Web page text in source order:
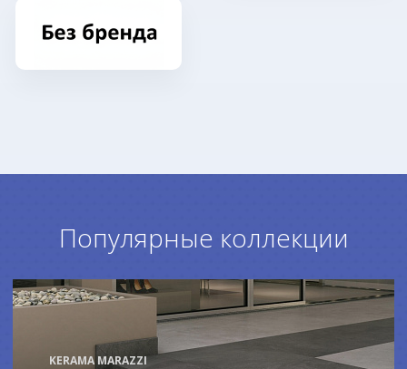
Популярные коллекции
KERAMA MARAZZI